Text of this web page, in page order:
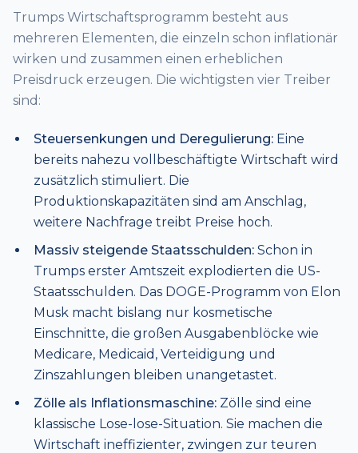
Trumps Wirtschaftsprogramm besteht aus
mehreren Elementen, die einzeln schon inflationär
wirken und zusammen einen erheblichen
Preisdruck erzeugen. Die wichtigsten vier Treiber
sind:
Steuersenkungen und Deregulierung:Eine
bereits nahezu vollbeschäftigte Wirtschaft wird
zusätzlich stimuliert. Die
Produktionskapazitäten sind am Anschlag,
weitere Nachfrage treibt Preise hoch.
Massiv steigende Staatsschulden:Schon in
Trumps erster Amtszeit explodierten die US-
Staatsschulden. Das DOGE-Programm von Elon
Musk macht bislang nur kosmetische
Einschnitte, die großen Ausgabenblöcke wie
Medicare, Medicaid, Verteidigung und
Zinszahlungen bleiben unangetastet.
Zölle als Inflationsmaschine:Zölle sind eine
klassische Lose-lose-Situation. Sie machen die
Wirtschaft ineffizienter, zwingen zur teuren